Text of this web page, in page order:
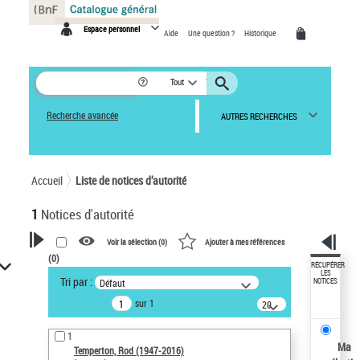
Espace personnel Aide Une question ? Historique
Tout
Recherche avancée AUTRES RECHERCHES
Accueil Liste de notices d’autorité
1 Notices d'autorité
VOTRE RECHERCHE
Recherche avancée dans les
notices d’autorité
Œuvres liées à l'auteur :
Temperton, Rod (1947-2016)
Voir la sélection (0) Ajouter à mes références
(0)
Tri par : Défaut
sur 1
20
résultats/page
1
Temperton, Rod (1947-2016)
RÉCUPÉRER
LES
NOTICES
Ma
Panneau de gestion des cookies